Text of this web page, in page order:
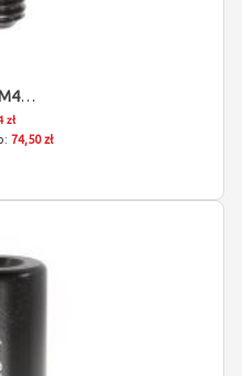
Słupek Do Maszyny Pomiarowej (M4/L20/D12)
zł
74,50 zł